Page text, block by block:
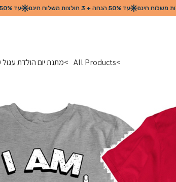
>
All Products
>מתנת יום הולדת עגול 30/40/50/60/70/80 לבחירה עםם אמירה הומוריסטית